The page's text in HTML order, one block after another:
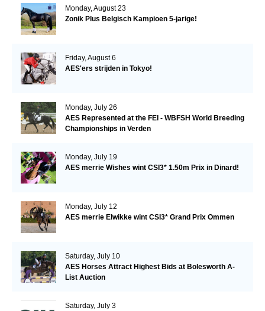
Monday, August 23
Zonik Plus Belgisch Kampioen 5-jarige!
Friday, August 6
AES'ers strijden in Tokyo!
Monday, July 26
AES Represented at the FEI - WBFSH World Breeding
Championships in Verden
Monday, July 19
AES merrie Wishes wint CSI3* 1.50m Prix in Dinard!
Monday, July 12
AES merrie Elwikke wint CSI3* Grand Prix Ommen
Saturday, July 10
AES Horses Attract Highest Bids at Bolesworth A-
List Auction
Saturday, July 3